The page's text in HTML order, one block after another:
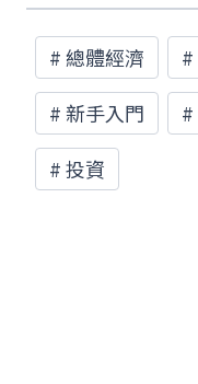
#總體經濟 #
#新手入門 #
#投資